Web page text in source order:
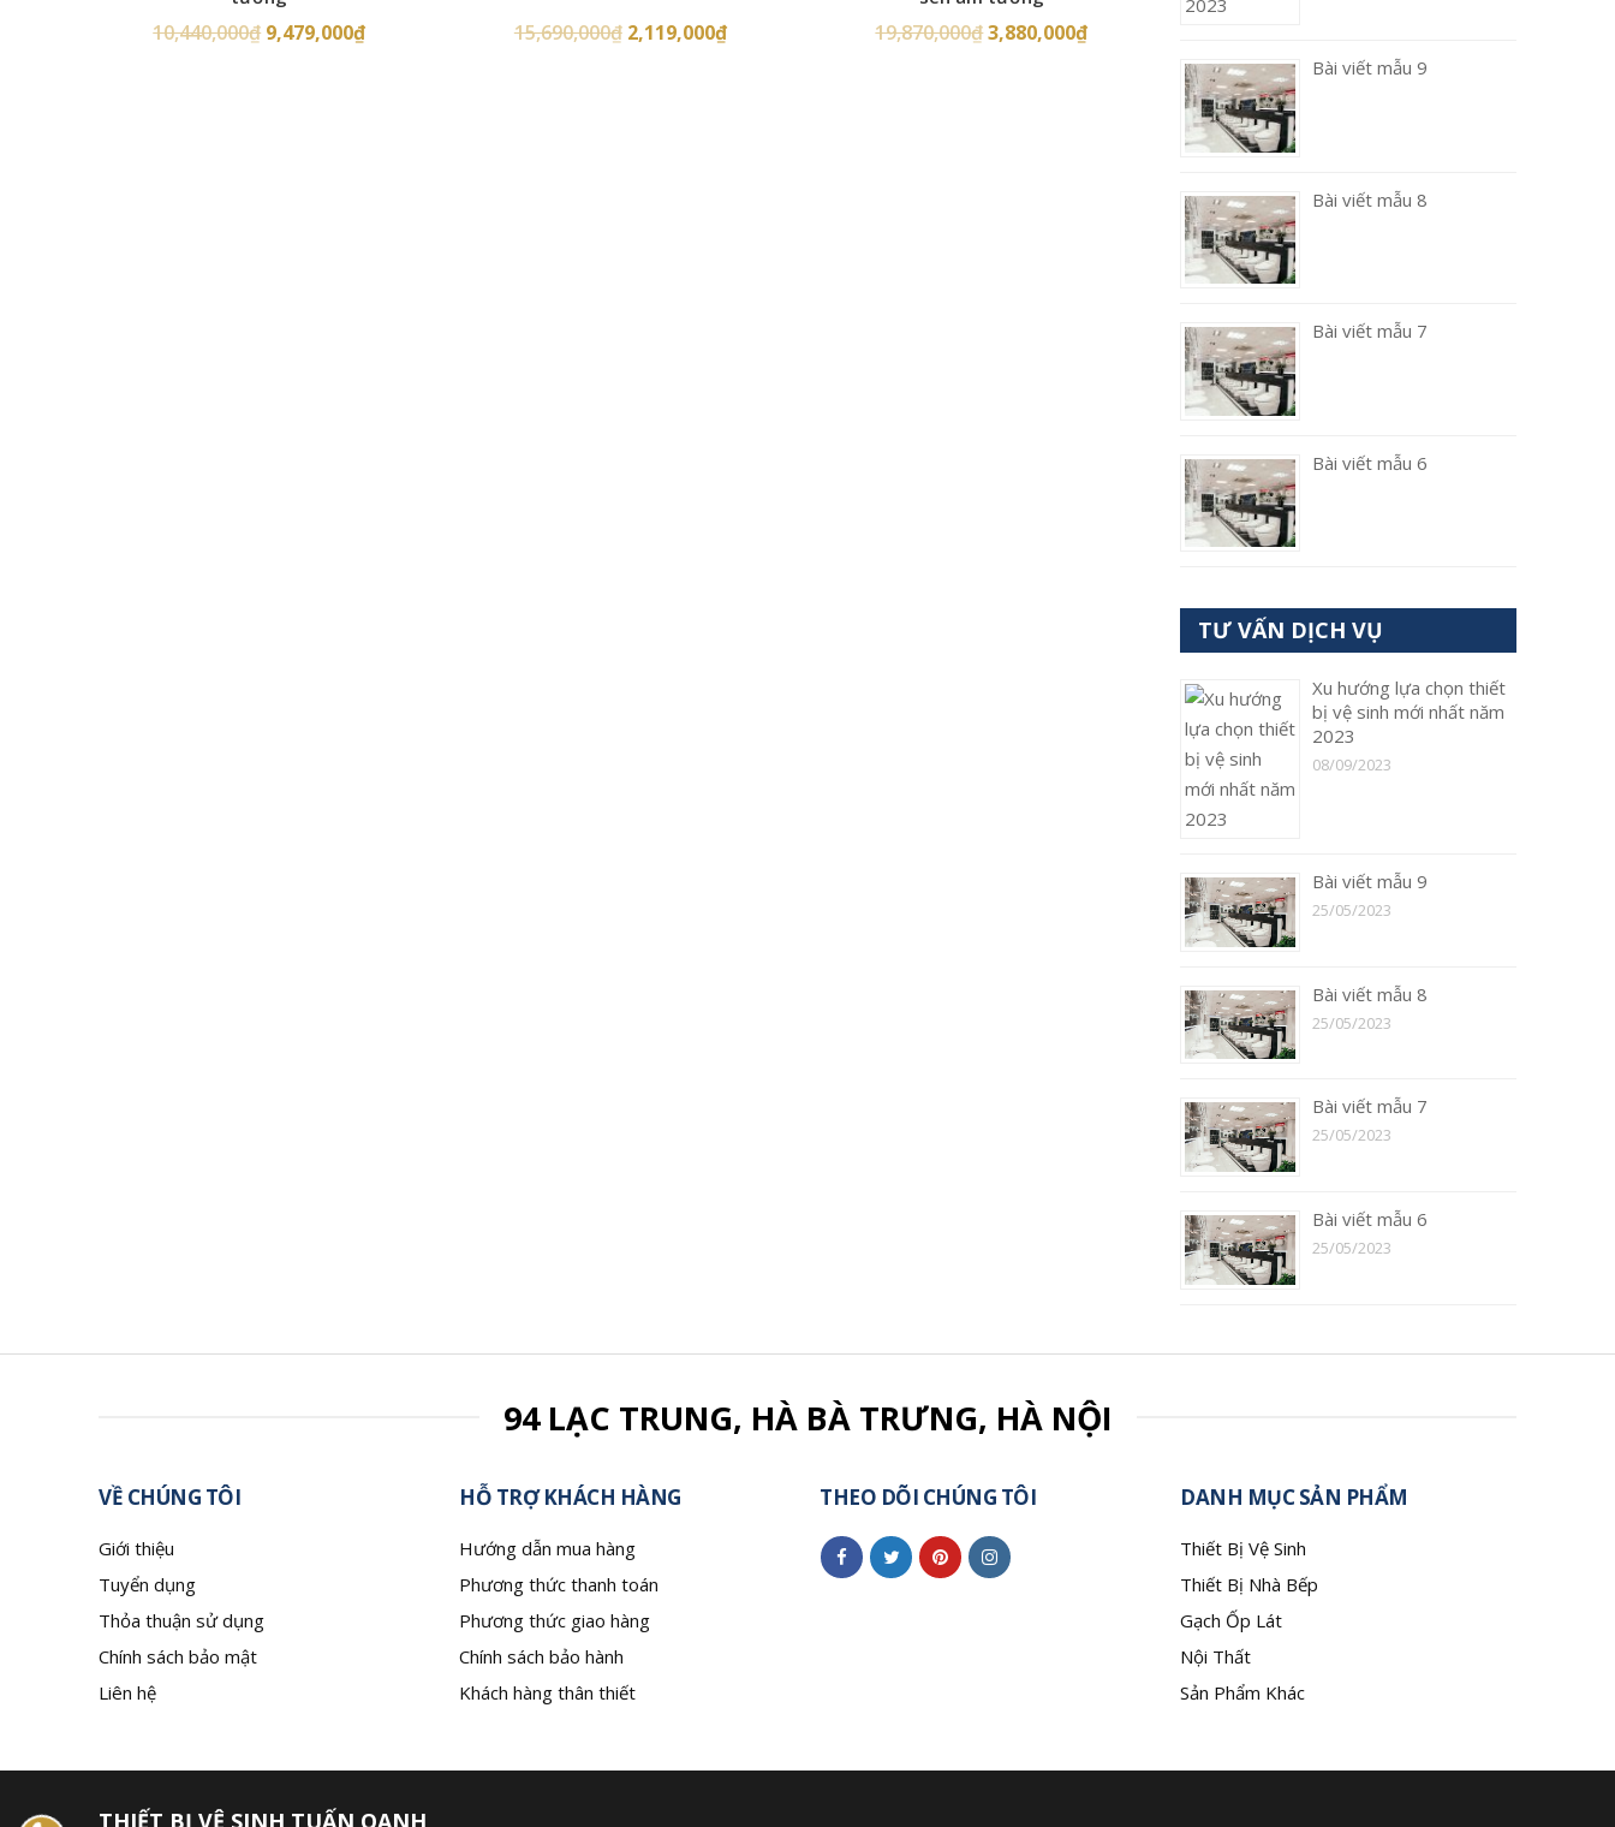
10,440,000₫ 9,479,000₫ 15,690,000₫ 2,119,000₫ 19,870,000₫3,880,000₫
Bài viết mẫu 9
Bài viết mẫu 8
Bài viết mẫu 7
Bài viết mẫu 6
TƯ VẤN DỊCH VỤ
Xu hướng lựa chọn thiết
bị vệ sinh mới nhất năm
2023
08/09/2023
Bài viết mẫu 9
25/05/2023
Bài viết mẫu 8
25/05/2023
Bài viết mẫu 7
25/05/2023
Bài viết mẫu 6
25/05/2023
94 LẠC TRUNG, HÀ BÀ TRƯNG, HÀ NỘI
VỀ CHÚNG TÔI
Giới thiệu
Tuyển dụng
Thỏa thuận sử dụng
Chính sách bảo mật
Liên hệ
HỖ TRỢ KHÁCH HÀNG
Hướng dẫn mua hàng
Phương thức thanh toán
Phương thức giao hàng
Chính sách bảo hành
Khách hàng thân thiết
THEO DÕI CHÚNG TÔI DANH MỤC SẢN PHẨM
Thiết Bị Vệ Sinh
Thiết Bị Nhà Bếp
Gạch Ốp Lát
Nội Thất
Sản Phẩm Khác
THIẾT BỊ VỆ SINH TUẤN OANH